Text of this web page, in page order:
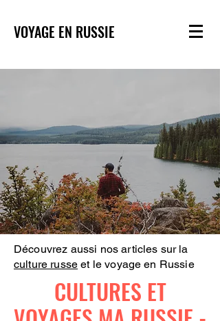
VOYAGE EN RUSSIE
Découvrez aussi nos articles sur la
culture russe et le voyage en Russie
CULTURES ET